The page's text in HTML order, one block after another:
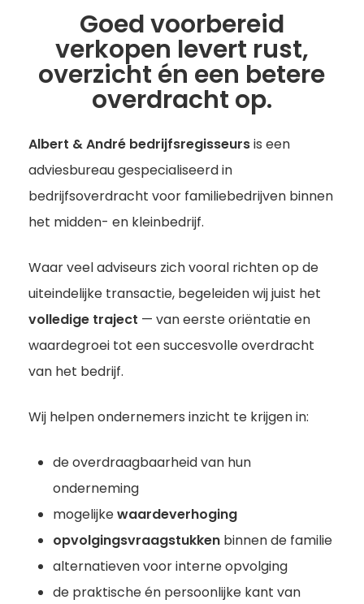
Goed voorbereid
verkopen levert rust,
overzicht én een betere
overdracht op.
Albert & André bedrijfsregisseursis een
adviesbureau gespecialiseerd in
bedrijfsoverdracht voor familiebedrijven binnen
het midden- en kleinbedrijf.
Waar veel adviseurs zich vooral richten op de
uiteindelijke transactie, begeleiden wij juist het
volledige traject — van eerste oriëntatie en
waardegroei tot een succesvolle overdracht
van het bedrijf.
Wij helpen ondernemers inzicht te krijgen in:
de overdraagbaarheid van hun
onderneming
mogelijkewaardeverhoging
opvolgingsvraagstukkenbinnen de familie
alternatieven voor interne opvolging
de praktische én persoonlijke kant van